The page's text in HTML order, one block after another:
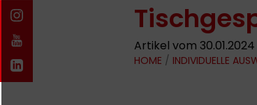
Artikel vom 30.01.2024
HOME / INDIVIDUELLE